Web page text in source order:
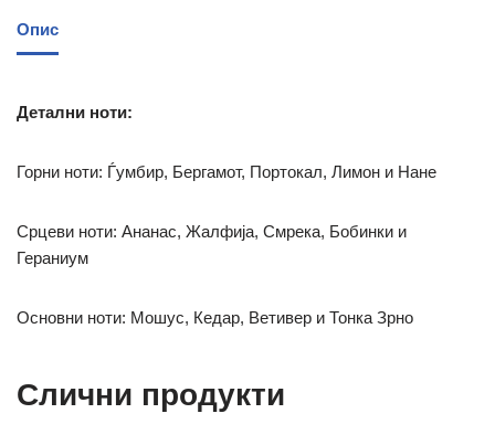
Опис
Детални ноти:
Горни ноти: Ѓумбир, Бергамот, Портокал, Лимон и Нане
Срцеви ноти: Ананас, Жалфија, Смрека, Бобинки и
Гераниум
Основни ноти: Мошус, Кедар, Ветивер и Тонка Зрно
Слични продукти